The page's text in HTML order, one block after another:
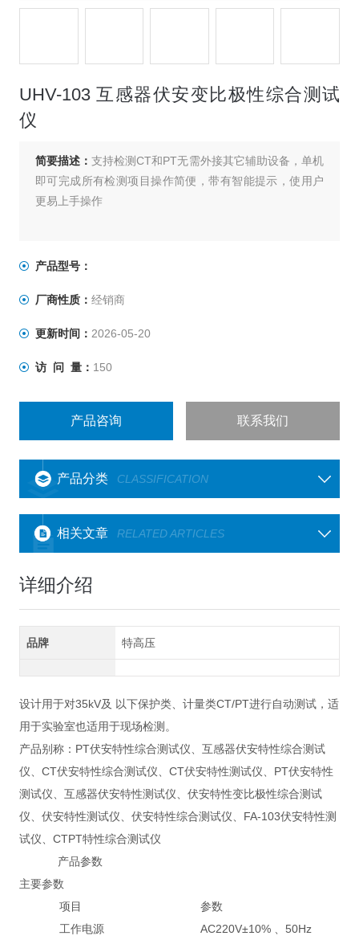
UHV-103 互感器伏安变比极性综合测试
仪
简要描述：支持检测CT和PT无需外接其它辅助设备，单机
即可完成所有检测项目操作简便，带有智能提示，使用户
更易上手操作
产品型号：
厂商性质： 经销商
更新时间： 2026-05-20
访 问 量： 150
产品咨询 联系我们
产品分类 CLASSIFICATION
相关文章 RELATED ARTICLES
详细介绍
品牌 特高压
设计用于对35kV及 以下保护类、计量类CT/PT进行自动测试，适
用于实验室也适用于现场检测。
产品别称：PT伏安特性综合测试仪、互感器伏安特性综合测试
仪、CT伏安特性综合测试仪、CT伏安特性测试仪、PT伏安特性
测试仪、互感器伏安特性测试仪、伏安特性变比极性综合测试
仪、伏安特性测试仪、伏安特性综合测试仪、FA-103伏安特性测
试仪、CTPT特性综合测试仪
产品参数
主要参数
项目
参数
工作电源
AC220V±10% 、50Hz